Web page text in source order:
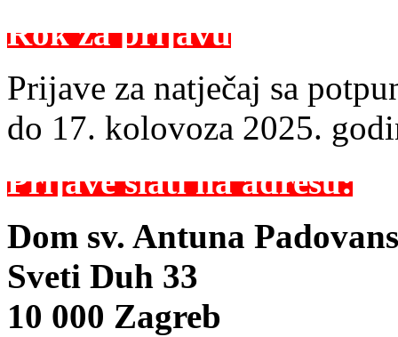
Rok za prijavu
Prijave za natječaj sa
do 17. kolovoza 2025.
Prijave slati na adresu:
Dom sv. Antuna
Sveti Duh 33
10 000 Zagreb